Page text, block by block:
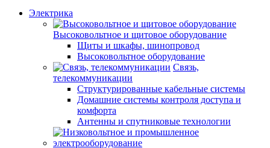
Электрика
Высоковольтное и щитовое оборудование
Щиты и шкафы, шинопровод
Высоковольтное оборудование
Связь,
телекоммуникации
Структурированные кабельные системы
Домашние системы контроля доступа и
комфорта
Антенны и спутниковые технологии